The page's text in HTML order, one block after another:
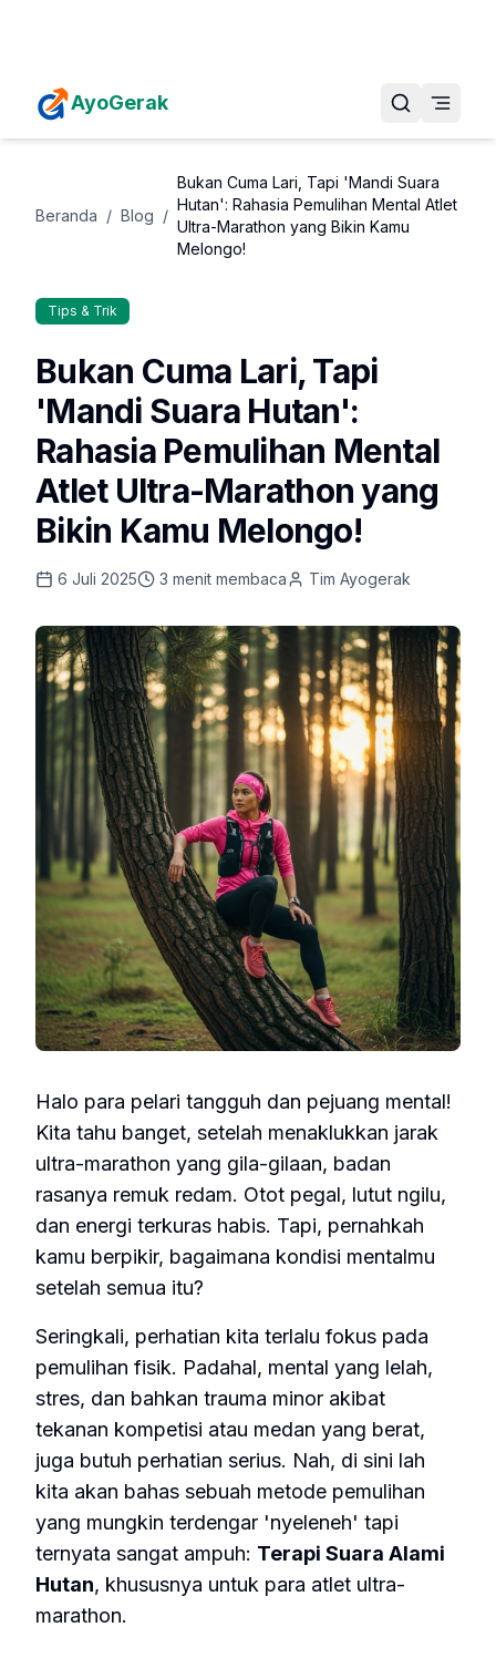
AyoGerak
Beranda / Blog /
Bukan Cuma Lari, Tapi 'Mandi Suara
Hutan': Rahasia Pemulihan Mental Atlet
Ultra-Marathon yang Bikin Kamu
Melongo!
Tips & Trik
Bukan Cuma Lari, Tapi
'Mandi Suara Hutan':
Rahasia Pemulihan Mental
Atlet Ultra-Marathon yang
Bikin Kamu Melongo!
6 Juli 2025 3 menit membaca Tim Ayogerak
Halo para pelari tangguh dan pejuang mental!
Kita tahu banget, setelah menaklukkan jarak
ultra-marathon yang gila-gilaan, badan
rasanya remuk redam. Otot pegal, lutut ngilu,
dan energi terkuras habis. Tapi, pernahkah
kamu berpikir, bagaimana kondisi mentalmu
setelah semua itu?
Seringkali, perhatian kita terlalu fokus pada
pemulihan fisik. Padahal, mental yang lelah,
stres, dan bahkan trauma minor akibat
tekanan kompetisi atau medan yang berat,
juga butuh perhatian serius. Nah, di sini lah
kita akan bahas sebuah metode pemulihan
yang mungkin terdengar 'nyeleneh' tapi
ternyata sangat ampuh: Terapi Suara Alami
Hutan, khususnya untuk para atlet ultra-
marathon.